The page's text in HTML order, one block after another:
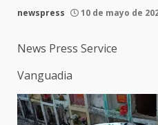
newspress 10 de mayo de
News Press Service
Vanguadia